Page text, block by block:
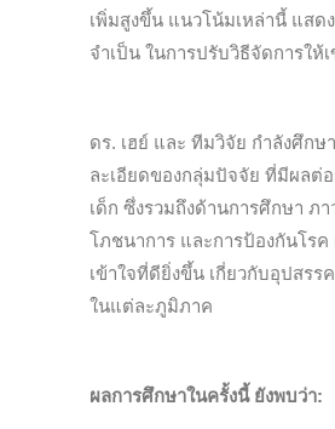
เพิ่มสูงขึ้น แนวโน้มเหล่านี้ แสด
จำเป็น ในการปรับวิธีจัดการให้
ดร. เฮย์ และ ทีมวิจัย กำลังศึกษ
ละเอียดของกลุ่มปัจจัย ที่มีผลต่
เด็ก ซึ่งรวมถึงด้านการศึกษา ภา
โภชนาการ และการป้องกันโรค
เข้าใจที่ดียิ่งขึ้น เกี่ยวกับอุปสรร
ในแต่ละภูมิภาค
ผลการศึกษาในครั้งนี้ ยังพบว่า: